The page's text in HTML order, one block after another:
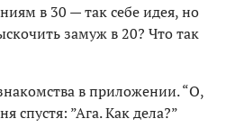
в 30 — так себе идея, но
замуж в 20? Что так
в приложении. “О,
спустя: ”Ага. Как дела?”